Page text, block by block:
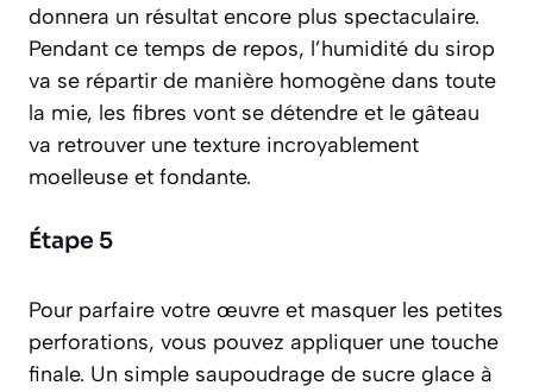
donnera un résultat encore plus spectaculaire.
Pendant ce temps de repos, l’humidité du sirop
va se répartir de manière homogène dans toute
la mie, les fibres vont se détendre et le gâteau
va retrouver une texture incroyablement
moelleuse et fondante.
Étape 5
Pour parfaire votre œuvre et masquer les petites
perforations, vous pouvez appliquer une touche
finale. Un simple saupoudrage de sucre glace à